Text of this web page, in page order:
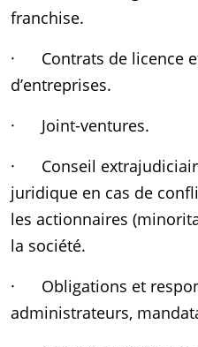
franchise.
· Contrats de licence
d’entreprises.
· Joint-ventures.
· Conseil
juridique en cas de
les actionnaires
la société.
· Obligations et
administrateurs,